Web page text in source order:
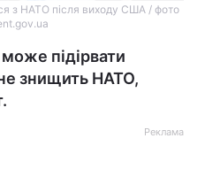
з НАТО після виходу США / фото
підірвати
знищить НАТО,
Реклама